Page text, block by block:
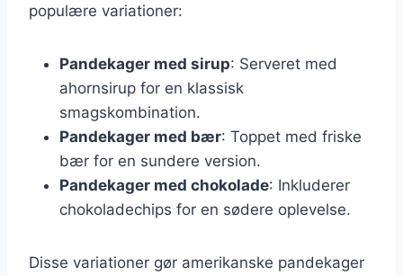
populære variationer:
Pandekager med sirup: Serveret med
ahornsirup for en klassisk
smagskombination.
Pandekager med bær: Toppet med friske
bær for en sundere version.
Pandekager med chokolade: Inkluderer
chokoladechips for en sødere oplevelse.
Disse variationer gør amerikanske pandekager